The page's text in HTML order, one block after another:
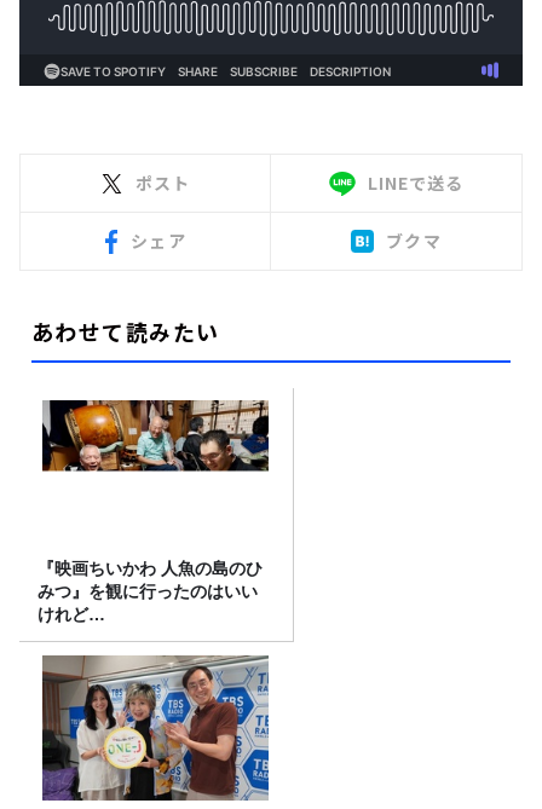
ポスト LINEで送る
シェア ブクマ
あわせて読みたい
『映画ちいかわ 人魚の島のひ
みつ』を観に行ったのはいい
けれど…